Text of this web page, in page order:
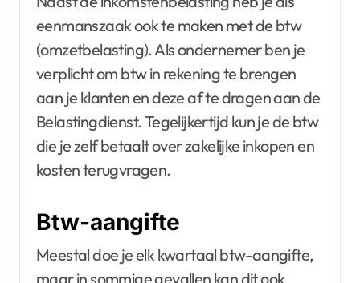
eenmanszaak ook te maken met de btw
(omzetbelasting). Als ondernemer ben je
verplicht om btw in rekening te brengen
aan je klanten en deze af te dragen aan de
Belastingdienst. Tegelijkertijd kun je de btw
die je zelf betaalt over zakelijke inkopen en
kosten terugvragen.
Btw-aangifte
Meestal doe je elk kwartaal btw-aangifte,
maar in sommige gevallen kan dit ook